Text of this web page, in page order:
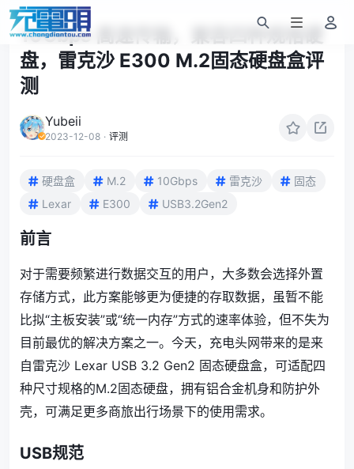
10Gbps 高速传输，兼容四种规格硬
盘，雷克沙 E300 M.2固态硬盘盒评
测
Yubeii
2023-12-08 · 评测
硬盘盒 M.2 10Gbps 雷克沙
固态
Lexar
E300 USB3.2Gen2
前言
对于需要频繁进行数据交互的用户，大多数会选择外置
存储方式，此方案能够更为便捷的存取数据，虽暂不能
比拟“主板安装”或“统一内存”方式的速率体验，但不失为
目前最优的解决方案之一。今天，充电头网带来的是来
自雷克沙 Lexar USB 3.2 Gen2 固态硬盘盒，可适配四
种尺寸规格的M.2固态硬盘，拥有铝合金机身和防护外
壳，可满足更多商旅出行场景下的使用需求。
USB规范